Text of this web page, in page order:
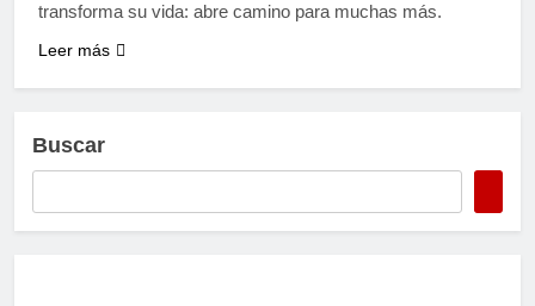
transforma su vida: abre camino para muchas más.
Leer más
Buscar